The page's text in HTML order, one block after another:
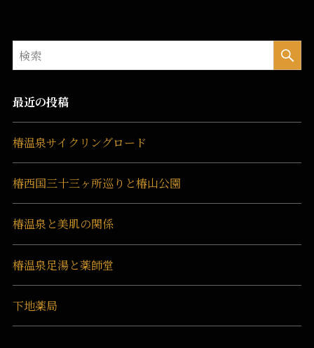
最近の投稿
椿温泉サイクリングロード
椿西国三十三ヶ所巡りと椿山公園
椿温泉と美肌の関係
椿温泉足湯と薬師堂
下地薬局